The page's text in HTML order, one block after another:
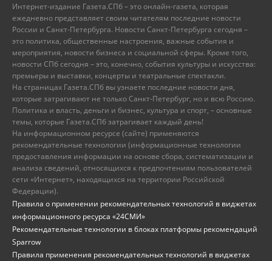
Интернет-издание Газета.СПб – это онлайн-газета, которая
ежедневно представляет своим читателям последние новости
России и Санкт-Петербурга. Новости Санкт-Петербурга сегодня –
это политика, общественные настроения, важные события и
мероприятия, новости бизнеса и социальной сферы. Кроме того,
новости СПб сегодня – это, конечно, события культуры и искусства:
премьеры и выставки, концерты и театральные спектакли.
На страницах Газета.СПб вы узнаете последние новости дня,
которые затрагивают не только Санкт-Петербург, но и всю Россию.
Политика и власть, деньги и бизнес, культура и спорт, – основные
темы, которые Газета.СПб затрагивает каждый день!
На информационном ресурсе (сайте) применяются
рекомендательные технологии (информационные технологии
предоставления информации на основе сбора, систематизации и
анализа сведений, относящихся к предпочтениям пользователей
сети «Интернет», находящихся на территории Российской
Федерации).
Правила о применении рекомендательных технологий в виджетах
информационного ресурса «24СМИ»
Рекомендательные технологии в блоках платформы рекомендаций
Sparrow
Правила применения рекомендательных технологий в виджетах